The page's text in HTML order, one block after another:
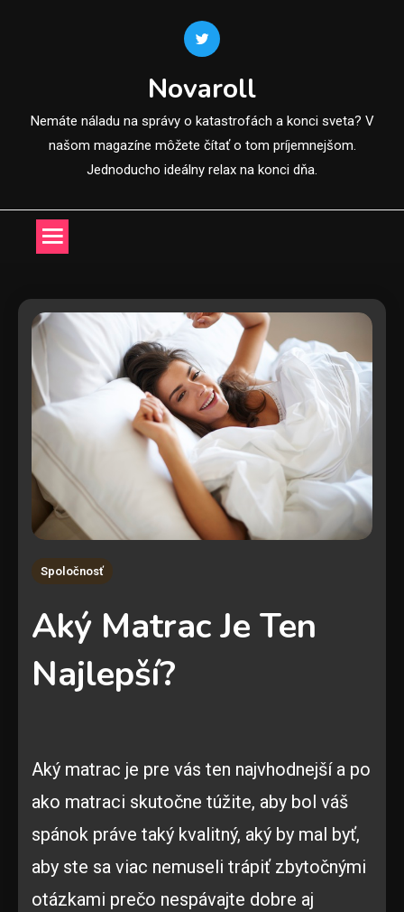
Novaroll
Nemáte náladu na správy o katastrofách a konci sveta? V
našom magazíne môžete čítať o tom príjemnejšom.
Jednoducho ideálny relax na konci dňa.
Spoločnosť
Aký Matrac Je Ten
Najlepší?
Aký matrac je pre vás ten najvhodnejší a po
ako matraci skutočne túžite, aby bol váš
spánok práve taký kvalitný, aký by mal byť,
aby ste sa viac nemuseli trápiť zbytočnými
otázkami prečo nespávajte dobre aj